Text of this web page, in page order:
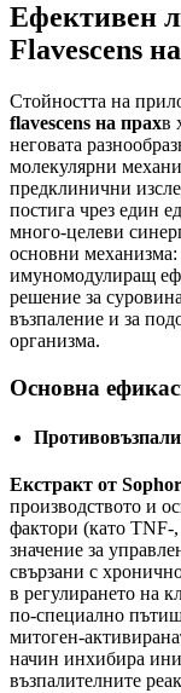
Ефективен
Flavescens
Стойността на
flavescens на прахв
неговата
молекулярни
предклинични
постига чрез един
много-целеви
основни механизма:
имуномодулиращ
решение за
възпаление и за
организма.
Основна
Екстракт от
производството и
фактори (като
значение за
свързани с
в регулирането на
по-специално
митоген-
начин инхибира
възпалителните